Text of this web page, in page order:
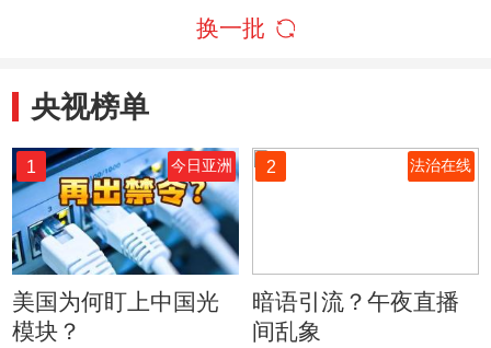
换一批
央视榜单
1 今日亚洲
美国为何盯上中国光
模块？
2 法治在线
暗语引流？午夜直播
间乱象